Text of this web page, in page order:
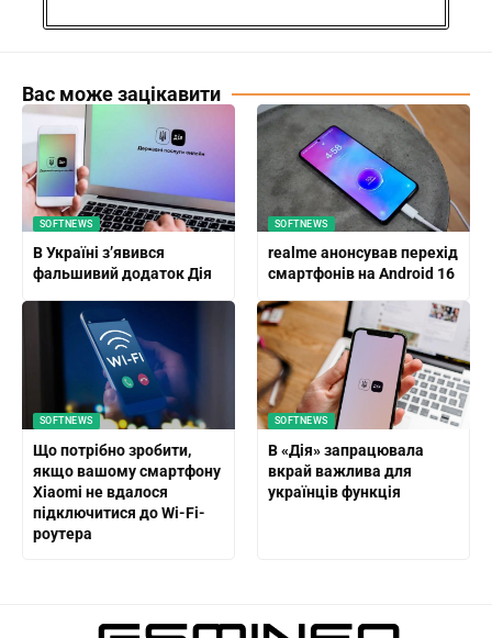
Вас може зацікавити
SOFTNEWS
В Україні з’явився
фальшивий додаток Дія
SOFTNEWS
realme анонсував перехід
смартфонів на Android 16
SOFTNEWS
Що потрібно зробити,
якщо вашому смартфону
Xiaomi не вдалося
підключитися до Wi-Fi-
роутера
SOFTNEWS
В «Дія» запрацювала
вкрай важлива для
українців функція